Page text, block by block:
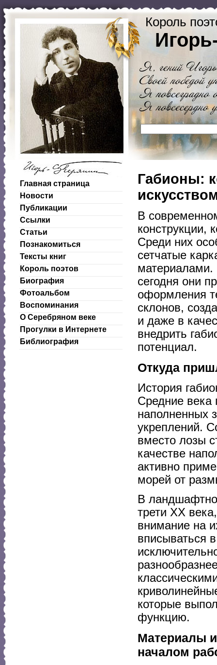
Король
Главная страница
Новости
Публикации
Ссылки
Статьи
Познакомиться
Тексты книг
Король поэтов
Биография
Фотоальбом
Воспоминания
О Серебряном веке
Прогулки в Интернете
Библиография
Габионы:
В
конструкции,
Среди них
сетчатые
материалами.
сегодня они
оформления
склонов,
и даже в
внедрить
потенциал.
Откуда
История
Средние века
наполненных
укреплений.
вместо лозы
качестве
активно
морей от
В
трети XX
внимание на
вписываться
которые
функцию.
Материалы и
началом